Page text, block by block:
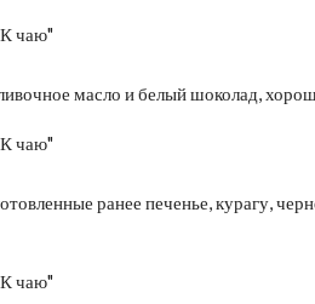
масло и белый шоколад,
ранее печенье, курагу,